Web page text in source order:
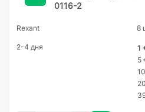
0116-2
Rexant 8
2-4 дня 1
5